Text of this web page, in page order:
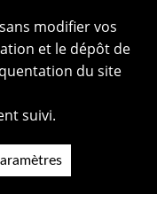
modifier vos
et le dépôt de
du site
suivi.